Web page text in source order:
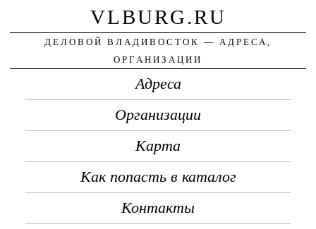
VLBURG.RU
ДЕЛОВОЙ ВЛАДИВОСТОК — АДРЕСА,
ОРГАНИЗАЦИИ
Адреса
Организации
Карта
Как попасть в каталог
Контакты